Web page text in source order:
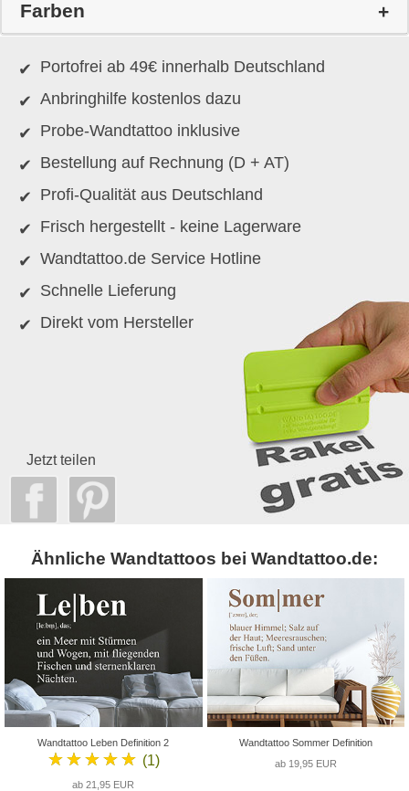
Farben
Portofrei ab 49€ innerhalb Deutschland
Anbringhilfe kostenlos dazu
Probe-Wandtattoo inklusive
Bestellung auf Rechnung (D + AT)
Profi-Qualität aus Deutschland
Frisch hergestellt - keine Lagerware
Wandtattoo.de Service Hotline
Schnelle Lieferung
Direkt vom Hersteller
Jetzt teilen
Ähnliche Wandtattoos bei Wandtattoo.de:
Wandtattoo Leben Definition 2
★★★★★ (1)
ab 21,95 EUR
Wandtattoo Sommer Definition
ab 19,95 EUR